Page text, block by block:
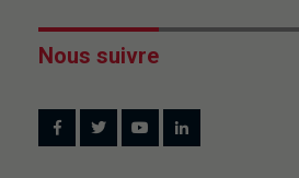
Nous suivre